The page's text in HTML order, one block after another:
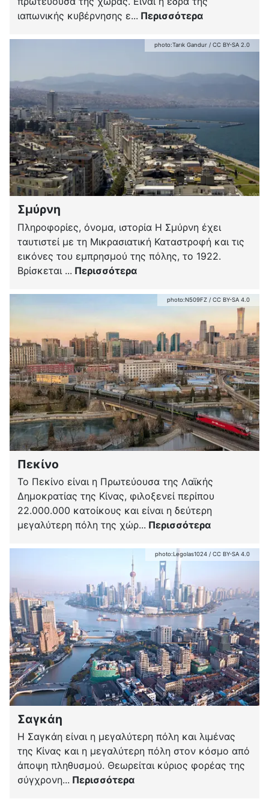
ιαπωνικής κυβέρνησης ε... Περισσότερα
photo:Tarık Gandur / CC BY-SA 2.0
Σμύρνη
Πληροφορίες, όνομα, ιστορία Η Σμύρνη έχει
ταυτιστεί με τη Μικρασιατική Καταστροφή και τις
εικόνες του εμπρησμού της πόλης, το 1922.
Βρίσκεται ... Περισσότερα
photo:N509FZ / CC BY-SA 4.0
Πεκίνο
Το Πεκίνο είναι η Πρωτεύουσα της Λαϊκής
Δημοκρατίας της Κίνας, φιλοξενεί περίπου
22.000.000 κατοίκους και είναι η δεύτερη
μεγαλύτερη πόλη της χώρ... Περισσότερα
photo:Legolas1024 / CC BY-SA 4.0
Σαγκάη
H Σαγκάη είναι η μεγαλύτερη πόλη και λιμένας
της Κίνας και η μεγαλύτερη πόλη στον κόσμο από
άποψη πληθυσμού. Θεωρείται κύριος φορέας της
σύγχρονη... Περισσότερα